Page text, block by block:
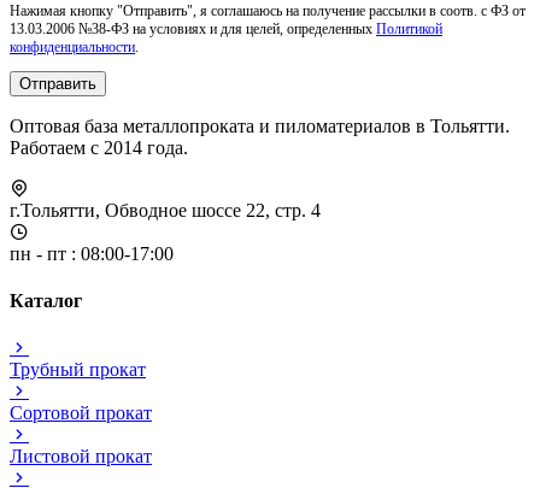
Нажимая кнопку "Отправить", я соглашаюсь на получение рассылки в соотв. с ФЗ от
13.03.2006 №38-ФЗ на условиях и для целей, определенных Политикой
конфиденциальности.
Отправить
Оптовая база металлопроката и пиломатериалов в Тольятти.
Работаем с 2014 года.
г.Тольятти, Обводное шоссе 22, стр. 4
пн - пт : 08:00-17:00
Каталог
Трубный прокат
Сортовой прокат
Листовой прокат